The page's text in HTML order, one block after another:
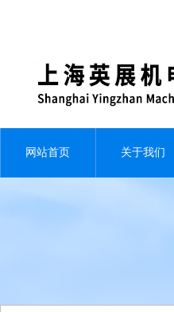
网站首页 关于我们